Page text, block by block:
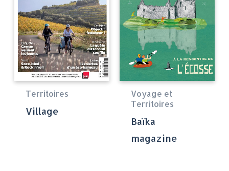
Territoires
Village
Voyage et
Territoires
Baïka
magazine